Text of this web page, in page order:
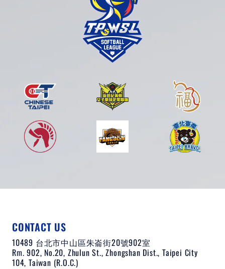
CONTACT US
10489 台北市中山區朱崙街20號902室
Rm. 902, No.20, Zhulun St., Zhongshan Dist., Taipei City
104, Taiwan (R.O.C.)